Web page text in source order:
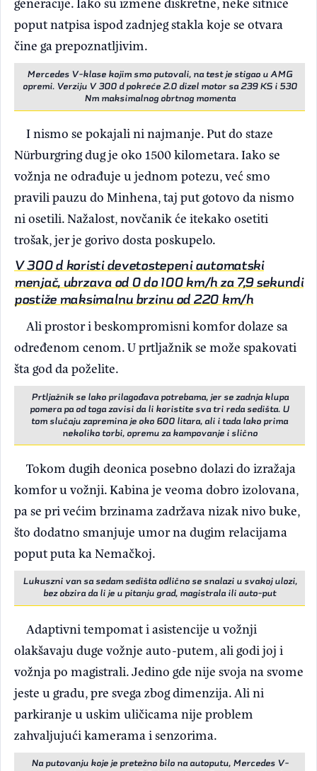
poput natpisa ispod zadnjeg stakla koje se otvara
čine ga prepoznatljivim.
Mercedes V-klase kojim smo putovali, na test je stigao u AMG
opremi. Verziju V 300 d pokreće 2.0 dizel motor sa 239 KS i 530
Nm maksimalnog obrtnog momenta
I nismo se pokajali ni najmanje. Put do staze
Nürburgring dug je oko 1500 kilometara. Iako se
vožnja ne odrađuje u jednom potezu, već smo
pravili pauzu do Minhena, taj put gotovo da nismo
ni osetili. Nažalost, novčanik će itekako osetiti
trošak, jer je gorivo dosta poskupelo.
V 300 d koristi devetostepeni automatski
menjač, ubrzava od 0 do 100 km/h za 7,9 sekundi
postiže maksimalnu brzinu od 220 km/h
Ali prostor i beskompromisni komfor dolaze sa
određenom cenom. U prtljažnik se može spakovati
šta god da poželite.
Prtljažnik se lako prilagođava potrebama, jer se zadnja klupa
pomera pa od toga zavisi da li koristite sva tri reda sedišta. U
tom slučaju zapremina je oko 600 litara, ali i tada lako prima
nekoliko torbi, opremu za kampovanje i slično
Tokom dugih deonica posebno dolazi do izražaja
komfor u vožnji. Kabina je veoma dobro izolovana,
pa se pri većim brzinama zadržava nizak nivo buke,
što dodatno smanjuje umor na dugim relacijama
poput puta ka Nemačkoj.
Lukuszni van sa sedam sedišta odlično se snalazi u svakoj ulozi,
bez obzira da li je u pitanju grad, magistrala ili auto-put
Adaptivni tempomat i asistencije u vožnji
olakšavaju duge vožnje auto-putem, ali godi joj i
vožnja po magistrali. Jedino gde nije svoja na svome
jeste u gradu, pre svega zbog dimenzija. Ali ni
parkiranje u uskim uličicama nije problem
zahvaljujući kamerama i senzorima.
Na putovanju koje je pretežno bilo na autoputu, Mercedes V-